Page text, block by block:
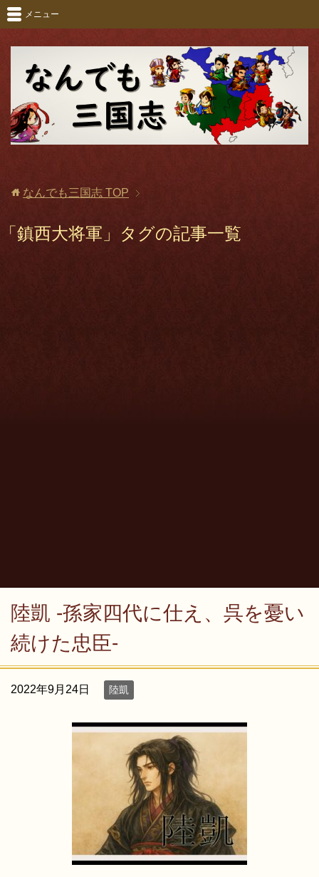
メニュー
なんでも三国志 TOP
「鎮西大将軍」タグの記事一覧
陸凱 -孫家四代に仕え、呉を憂い
続けた忠臣-
2022年9月24日 陸凱